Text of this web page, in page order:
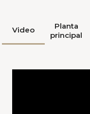
Video
Planta
principal